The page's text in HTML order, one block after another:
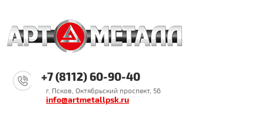
+7 (8112) 60-90-40
г. Псков, Октябрьский проспект, 56
info@artmetallpsk.ru